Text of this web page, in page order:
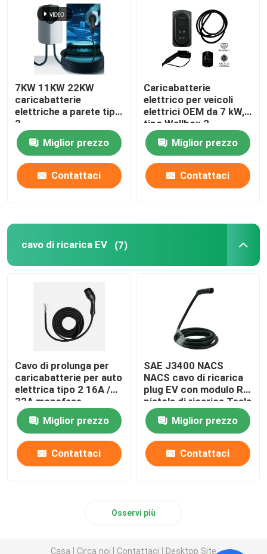
Cavo di estensione del caricatore di EV
Adattatori del caricatore di EV
Connettore di carico di EV
Adattatore NACS di Tesla
Pannello di commutazione per autoveicoli
Caselle di fusibili per autoveicoli
7KW 11KW 22KW
caricabatterie
elettriche a parete tipo
2
Miglior prezzo
Contattaci
Caricabatterie
elettrico per veicoli
elettrici OEM da 7 kW,
tipo Wallbox 2,
caricatore domestico
per veicoli elettrici,
livello 2
Miglior prezzo
Contattaci
cavo di ricarica EV (7)
Cavo di prolunga per
caricabatterie per auto
elettrica tipo 2 16A /
32A monofase
Miglior prezzo
Contattaci
SAE J3400 NACS
NACS cavo di ricarica
plug EV con modulo RF
pistola di ricarica Tesla
EV
Miglior prezzo
Contattaci
Osservi più
Casa Circa noi Contattaci Desktop Site